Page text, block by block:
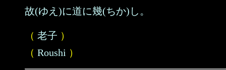
故(ゆえ)に道に幾(ちか)し。
（ 老子 ）
（ Roushi ）